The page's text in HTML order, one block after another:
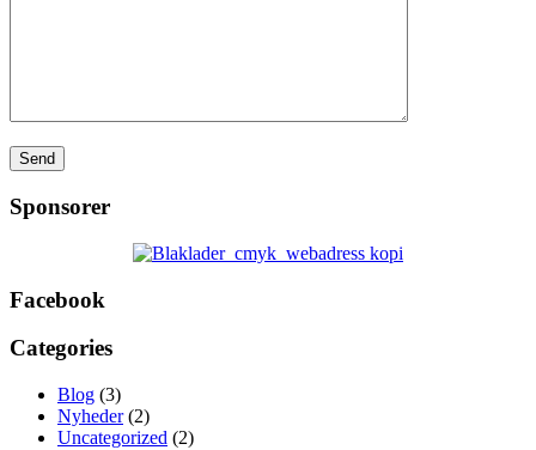
Sponsorer
Facebook
Categories
Blog (3)
Nyheder(2)
Uncategorized (2)